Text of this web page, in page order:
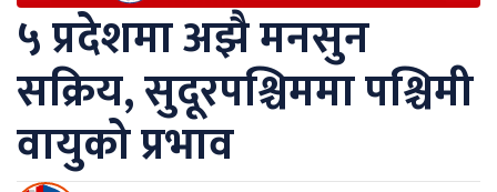
५ प्रदेशमा अझै मनसुन
सक्रिय, सुदूरपश्चिममा पश्चिमी
वायुको प्रभाव